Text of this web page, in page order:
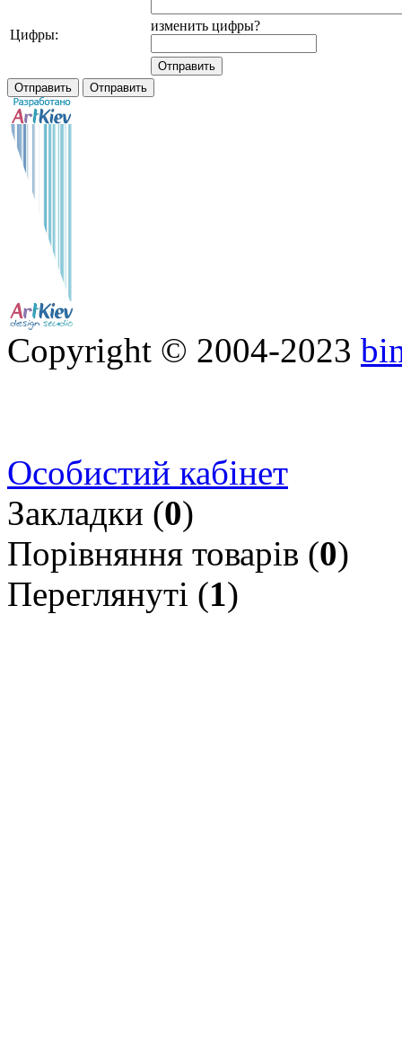
Цифры:
изменить цифры?
Copyright © 2004-2023
Особистий кабінет
Закладки (0)
Порівняння товарів (0)
Переглянуті (1)